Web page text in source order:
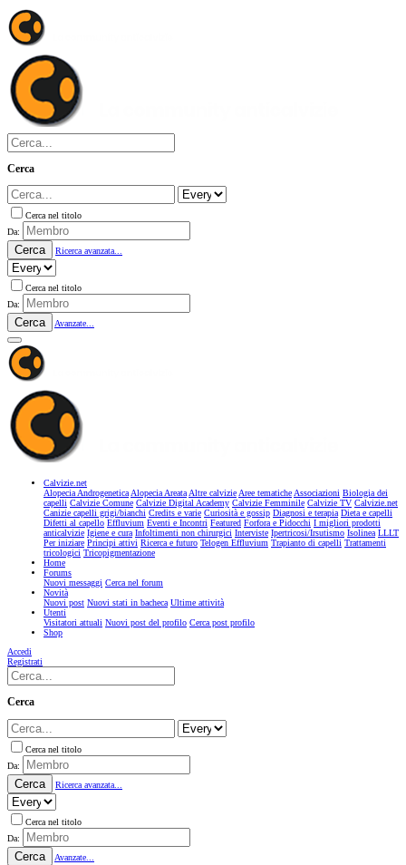
Cerca
Cerca nel titolo
Da:
Cerca Ricerca avanzata...
Cerca nel titolo
Da:
Cerca Avanzate...
Calvizie.net
Alopecia AndrogeneticaAlopecia AreataAltre calvizieAree tematicheAssociazioni Biologia dei
capelli Calvizie Comune Calvizie Digital Academy Calvizie Femminile Calvizie TV Calvizie.net
Canizie capelli grigi/bianchi Credits e varie Curiosità e gossip Diagnosi e terapia Dieta e capelli
Difetti al capello Effluvium Eventi e Incontri Featured Forfora e Pidocchi I migliori prodotti
anticalvizie Igiene e cura Infoltimenti non chirurgici Interviste Ipertricosi/Irsutismo Isolinea LLLT
Per iniziare Principi attivi Ricerca e futuro Telogen Effluvium Trapianto di capelli Trattamenti
tricologici Tricopigmentazione
Home
Forums
Nuovi messaggi Cerca nel forum
Novità
Nuovi post Nuovi stati in bacheca Ultime attività
Utenti
Visitatori attuali Nuovi post del profilo Cerca post profilo
Shop
Accedi
Registrati
Cerca
Cerca nel titolo
Da:
Cerca Ricerca avanzata...
Cerca nel titolo
Da:
Cerca
Avanzate...